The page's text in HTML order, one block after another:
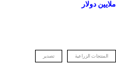
المنتجات الزراعية تصدير